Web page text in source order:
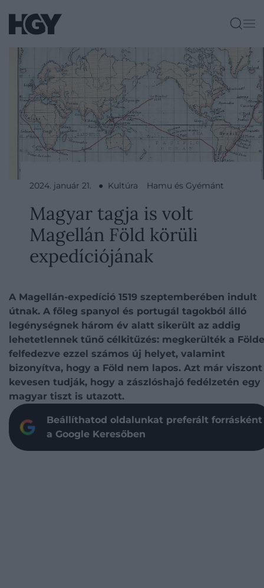
2024. január 21. ● Kultúra Hamu és Gyémánt
Magyar tagja is volt
Magellán Föld körüli
expedíciójának
A Magellán-expedíció 1519 szeptemberében indult
útnak. A főleg spanyol és portugál tagokból álló
legénységnek három év alatt sikerült az addig
lehetetlennek tűnő célkitűzés: megkerülték a
felfedezve ezzel számos új helyet, valamint
bizonyítva, hogy a Föld nem lapos. Azt már viszont
kevesen tudják, hogy a zászlóshajó fedélzetén egy
magyar tiszt is utazott.
Beállíthatod oldalunkat preferált forrásként
a Google Keresőben